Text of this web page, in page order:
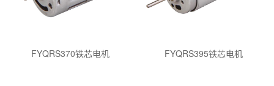
FYQRS370铁芯电机 FYQRS395铁芯电机